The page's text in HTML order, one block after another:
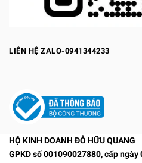
LIÊN HỆ ZALO-0941344233
HỘ KINH DOANH ĐỖ HỮU QUANG
GPKD số 001090027880, cấp